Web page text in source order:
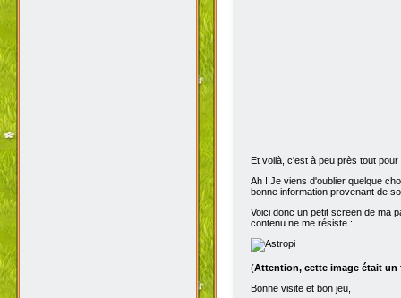
Et voilà, c'est à peu près tout
Ah ! Je viens d'oublier quelque
bonne information provenant de
Voici donc un petit screen de ma
contenu ne me résiste :
(Attention, cette image était un
Bonne visite et bon jeu,